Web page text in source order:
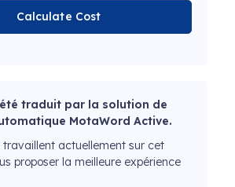
Calculate Cost
traduit par la solution de
MotaWord Active.
travaillent actuellement sur cet
proposer la meilleure expérience